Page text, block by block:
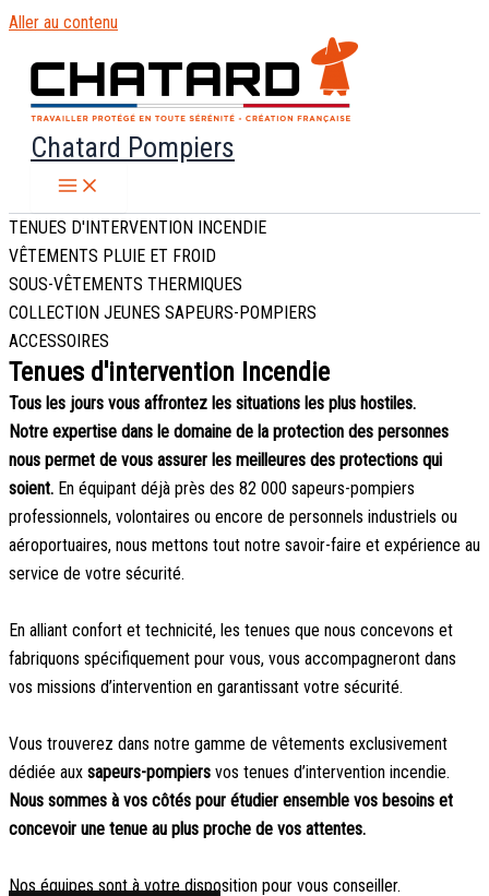
Aller au contenu
Chatard Pompiers
TENUES D'INTERVENTION INCENDIE
VÊTEMENTS PLUIE ET FROID
SOUS-VÊTEMENTS THERMIQUES
COLLECTION JEUNES SAPEURS-POMPIERS
ACCESSOIRES
Tenues d'intervention Incendie
Tous les jours vous affrontez les situations les plus hostiles.
Notre expertise dans le domaine de la protection des personnes
nous permet de vous assurer les meilleures des protections qui
soient. En équipant déjà près des 82 000 sapeurs-pompiers
professionnels, volontaires ou encore de personnels industriels ou
aéroportuaires, nous mettons tout notre savoir-faire et expérience au
service de votre sécurité.
En alliant confort et technicité, les tenues que nous concevons et
fabriquons spécifiquement pour vous, vous accompagneront dans
vos missions d’intervention en garantissant votre sécurité.
Vous trouverez dans notre gamme de vêtements exclusivement
dédiée aux sapeurs-pompiers vos tenues d’intervention incendie.
Nous sommes à vos côtés pour étudier ensemble vos besoins et
concevoir une tenue au plus proche de vos attentes.
Nos équipes sont à votre disposition pour vous conseiller.